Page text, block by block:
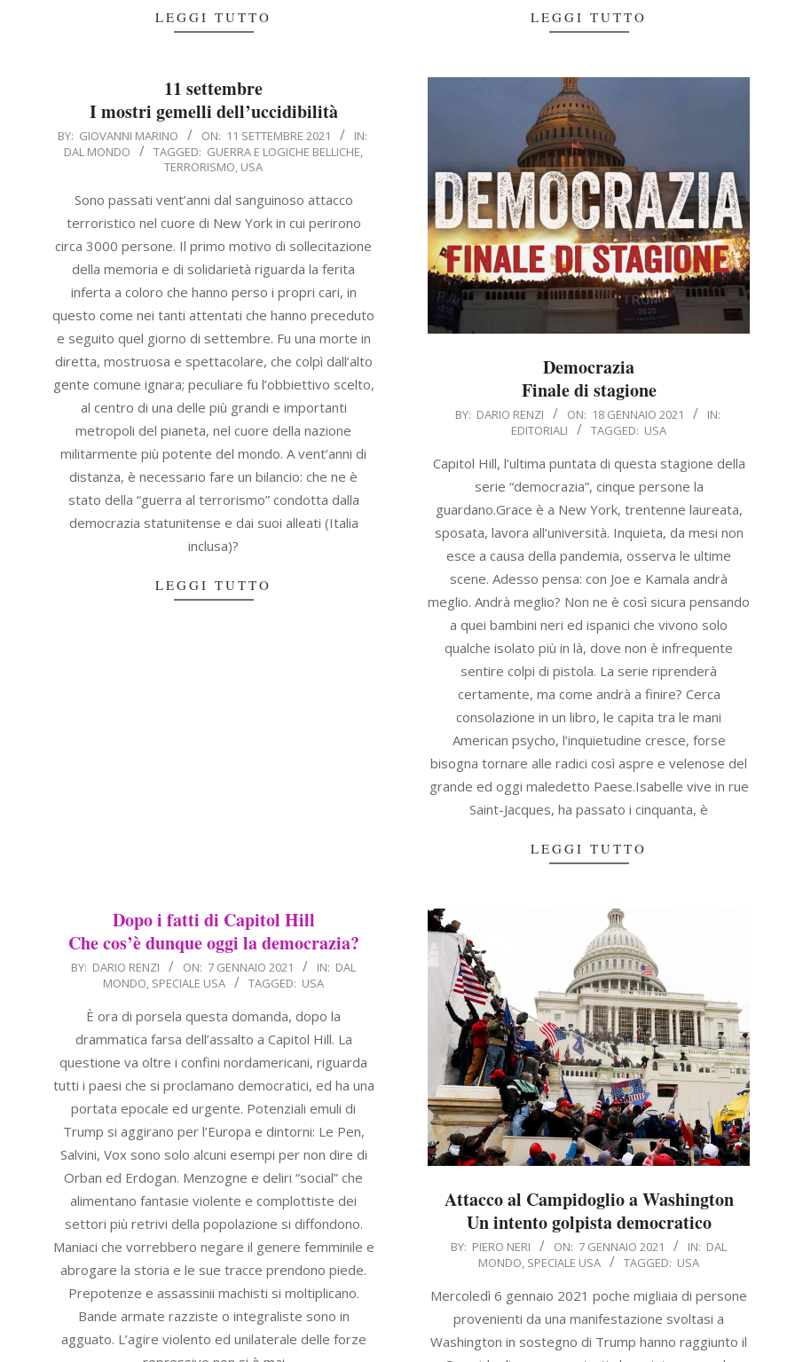
LEGGI TUTTO LEGGI TUTTO
11 settembre
I mostri gemelli dell’uccidibilità
2021-
09-
BY: GIOVANNI MARINO ON: 11 SETTEMBRE 2021
IN:
DAL MONDO
TAGGED: GUERRA E LOGICHE BELLICHE,
TERRORISMO, USA
Sono passati vent’anni dal sanguinoso attacco
terroristico nel cuore di New York in cui perirono
circa 3000 persone. Il primo motivo di sollecitazione
della memoria e di solidarietà riguarda la ferita
inferta a coloro che hanno perso i propri cari, in
questo come nei tanti attentati che hanno preceduto
e seguito quel giorno di settembre. Fu una morte in
diretta, mostruosa e spettacolare, che colpì dall’alto
gente comune ignara; peculiare fu l’obbiettivo scelto,
al centro di una delle più grandi e importanti
metropoli del pianeta, nel cuore della nazione
militarmente più potente del mondo. A vent’anni di
distanza, è necessario fare un bilancio: che ne è
stato della “guerra al terrorismo” condotta dalla
democrazia statunitense e dai suoi alleati (Italia
inclusa)?
LEGGI TUTTO
Democrazia
Finale di stagione
2021-
18
BY: DARIO RENZI ON: 18 GENNAIO 2021
IN:
EDITORIALI
TAGGED: USA
Capitol Hill, l’ultima puntata di questa stagione della
serie “democrazia”, cinque persone la
guardano.Grace è a New York, trentenne laureata,
sposata, lavora all’università. Inquieta, da mesi non
esce a causa della pandemia, osserva le ultime
scene. Adesso pensa: con Joe e Kamala andrà
meglio. Andrà meglio? Non ne è così sicura pensando
a quei bambini neri ed ispanici che vivono solo
qualche isolato più in là, dove non è infrequente
sentire colpi di pistola. La serie riprenderà
certamente, ma come andrà a finire? Cerca
consolazione in un libro, le capita tra le mani
American psycho, l’inquietudine cresce, forse
bisogna tornare alle radici così aspre e velenose del
grande ed oggi maledetto Paese.Isabelle vive in rue
Saint-Jacques, ha passato i cinquanta, è
LEGGI TUTTO
Dopo i fatti di Capitol Hill
Che cos’è dunque oggi la democrazia?
2021-
BY: DARIO RENZI ON: 7 GENNAIO 2021 IN: DAL
MONDO, SPECIALE USA TAGGED: USA
È ora di porsela questa domanda, dopo la
drammatica farsa dell’assalto a Capitol Hill. La
questione va oltre i confini nordamericani, riguarda
tutti i paesi che si proclamano democratici, ed ha una
portata epocale ed urgente. Potenziali emuli di
Trump si aggirano per l’Europa e dintorni: Le Pen,
Salvini, Vox sono solo alcuni esempi per non dire di
Orban ed Erdogan. Menzogne e deliri “social” che
alimentano fantasie violente e complottiste dei
settori più retrivi della popolazione si diffondono.
Maniaci che vorrebbero negare il genere femminile e
abrogare la storia e le sue tracce prendono piede.
Prepotenze e assassinii machisti si moltiplicano.
Bande armate razziste o integraliste sono in
agguato. L’agire violento ed unilaterale delle forze
Attacco al Campidoglio a Washington
Un intento golpista democratico
2021-
07
BY: PIERO NERI ON: 7 GENNAIO 2021 IN: DAL
MONDO, SPECIALE USA TAGGED: USA
Mercoledì 6 gennaio 2021 poche migliaia di persone
provenienti da una manifestazione svoltasi a
Washington in sostegno di Trump hanno raggiunto il